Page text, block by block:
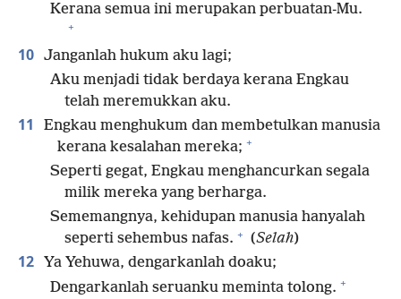
Kerana semua ini merupakan perbuatan-Mu.
+
10 Janganlah hukum aku lagi;
Aku menjadi tidak berdaya kerana Engkau
telah meremukkan aku.
11
Engkau menghukum dan membetulkan manusia
kerana kesalahan mereka; +
Seperti gegat, Engkau menghancurkan segala
milik mereka yang berharga.
Sememangnya, kehidupan manusia hanyalah
seperti sehembus nafas. + (Selah)
12
Ya Yehuwa, dengarkanlah doaku;
Dengarkanlah seruanku meminta tolong. +